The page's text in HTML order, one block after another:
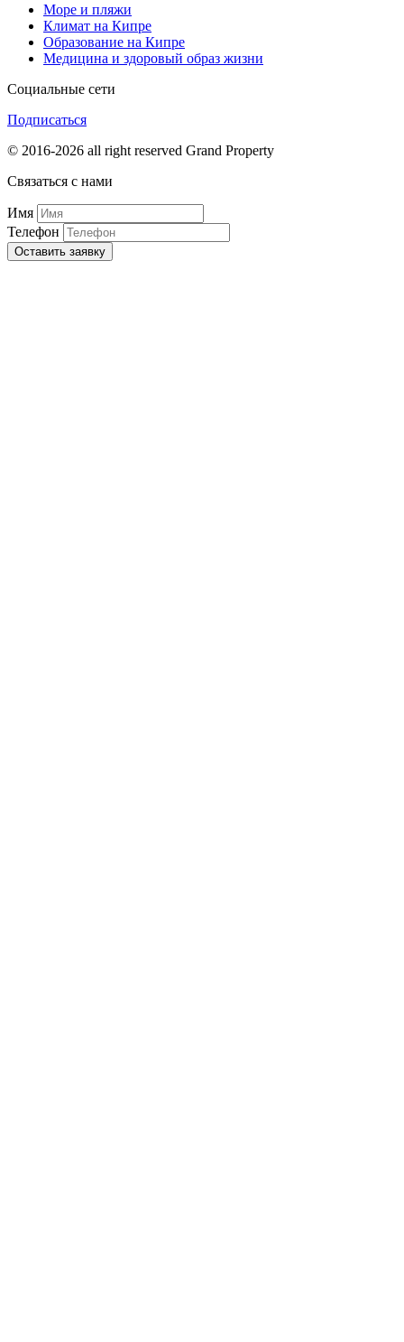
Море и пляжи
Климат на Кипре
Образование на Кипре
Медицина и здоровый образ жизни
Социальные сети
Подписаться
© 2016-2026 all right reserved Grand Property
Связаться с нами
Имя
Телефон
Оставить заявку